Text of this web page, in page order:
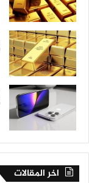
اخر المقالات